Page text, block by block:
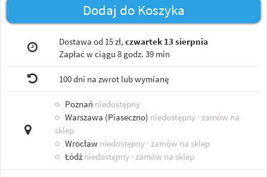
Dodaj do Koszyka
Dostawa od 15 zł, czwartek 13 sierpnia
Zapłać w ciągu 8 godz. 39 min
100 dni na zwrot lub wymianę
○ Poznań niedostępny
○ Warszawa (Piaseczno) niedostępny · zamów na
sklep
○ Wrocław niedostępny · zamów na sklep
○ Łódź niedostępny · zamów na sklep